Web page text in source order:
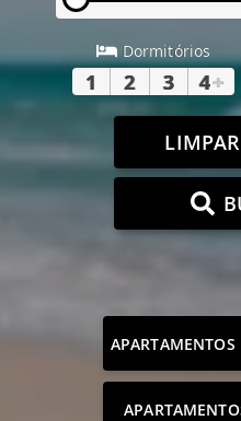
Dormitórios
1 2 3 4+